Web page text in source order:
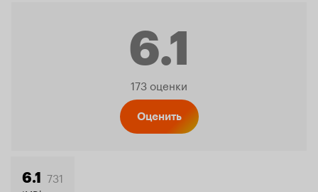
6.1
Рейтинг
173 оценки
Оценить
6.1 731